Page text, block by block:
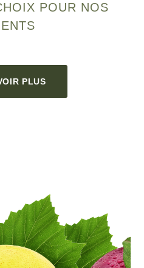
POUR NOS
PLUS